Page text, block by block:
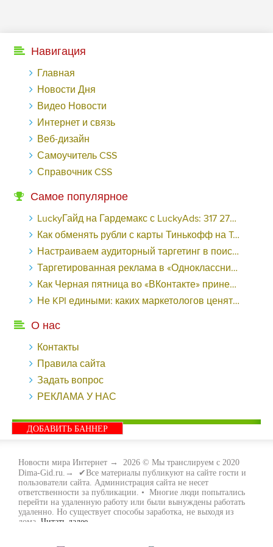
Навигация
Главная
Новости Дня
Видео Новости
Интернет и связь
Веб-дизайн
Самоучитель CSS
Справочник CSS
Самое популярное
LuckyГайд на Гардемакс с LuckyAds: 317 279 рублей за 10 дней - «Надо знать»
Как обменять рубли с карты Тинькофф на Tether ERC20 (USDT)?
Настраиваем аудиторный таргетинг в поисковой кампании Google Ads - «Заработок»
Таргетированная реклама в «Одноклассниках»: как ее настроить и нужно ли - «Заработок»
Как Черная пятница во «ВКонтакте» принесла магазину подарков 221 продажу по цене 38 рублей - «Заработок»
Не KPI едиными: каких маркетологов ценят - «Заработок»
О нас
Контакты
Правила сайта
Задать вопрос
РЕКЛАМА У НАС
ДОБАВИТЬ БАННЕР
Новости мира Интернет → 2026 © Мы транслируем с 2020
Dima-Gid.ru.→ ✔Все материалы публикуют на сайте гости и
пользователи сайта. Администрация сайта не несет
ответственности за публикации. • Многие люди попытались
перейти на удаленную работу или были вынуждены работать
удаленно. Но существует способы заработка, не выходя из
дома. Читать далее...